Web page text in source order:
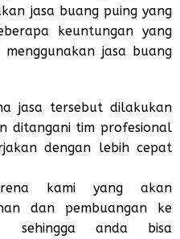
jasa buang puing yang
keuntungan yang
jasa buang
jasa tersebut dilakukan
ditangani tim profesional
dengan lebih cepat
kami yang akan
dan pembuangan ke
sehingga anda bisa